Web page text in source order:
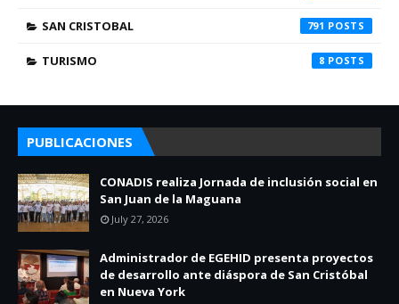
SAN CRISTOBAL 791
TURISMO 8
PUBLICACIONES
CONADIS realiza Jornada de inclusión social en
San Juan de la Maguana
July 27, 2026
Administrador de EGEHID presenta proyectos
de desarrollo ante diáspora de San Cristóbal
en Nueva York